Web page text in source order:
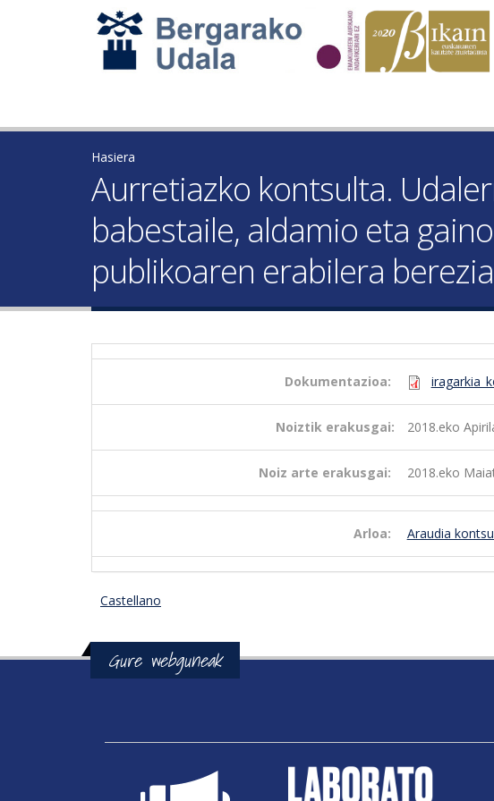
Hasiera
Aurretiazko kontsulta.
babestaile, aldamio eta
publikoaren erabilera
Dokumentazioa:
Noiztik erakusgai: 2018.eko
Noiz arte erakusgai: 2018.eko
Arloa: Araudia
Castellano
Gure webguneak